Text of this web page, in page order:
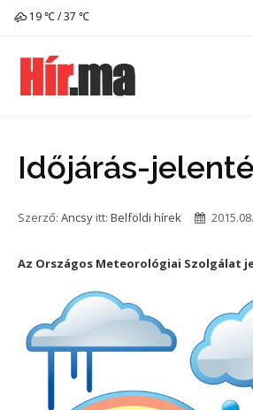
19 ℃ / 37 ℃
Időjárás-
Szerző: Ancsy itt: Belföldi hírek
Az Országos Meteorológiai Szolgálat